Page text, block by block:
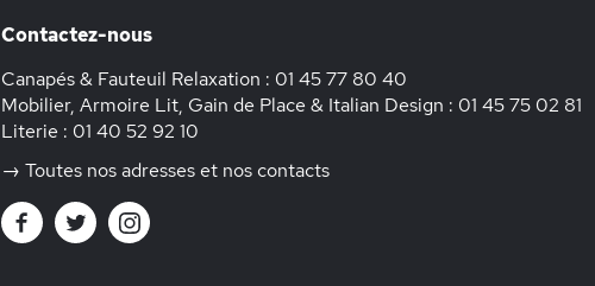
Contactez-nous
Canapés & Fauteuil Relaxation : 01 45 77 80 40
Mobilier, Armoire Lit, Gain de Place & Italian Design : 01 45 75 02 81
Literie : 01 40 52 92 10
→ Toutes nos adresses et nos contacts